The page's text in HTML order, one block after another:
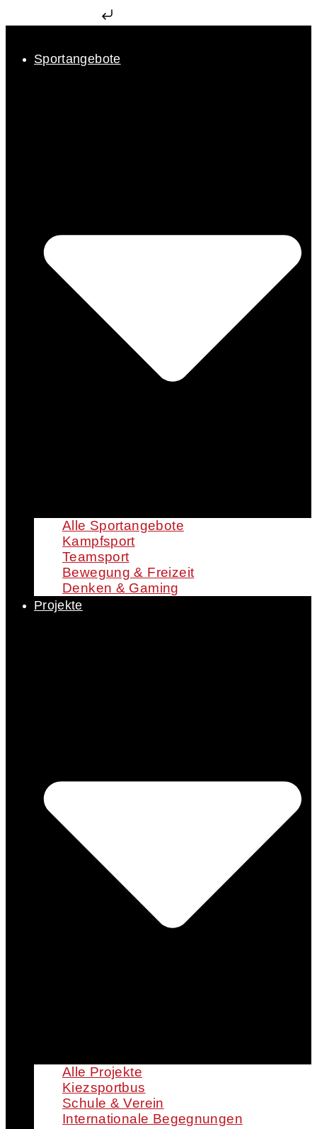
Sportangebote
Alle Sportangebote
Kampfsport
Teamsport
Bewegung & Freizeit
Denken & Gaming
Projekte
Alle Projekte
Kiezsportbus
Schule & Verein
Internationale Begegnungen